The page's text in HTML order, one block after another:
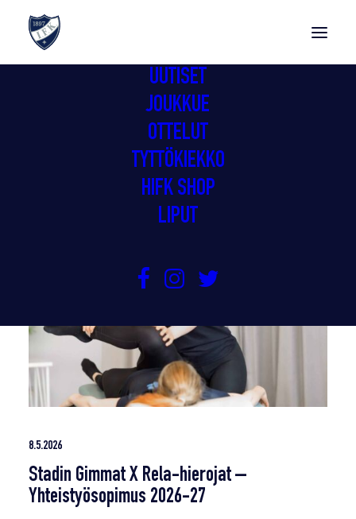
UUTISET
JOUKKUE
OTTELUT
TYTTÖKIEKKO
HIFK SHOP
LIPUT
8.5.2026
Stadin Gimmat X Rela-hierojat –
Yhteistyösopimus 2026-27